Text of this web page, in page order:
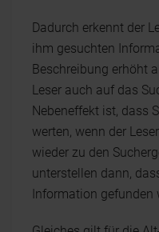
Dadurch erkennt der
ihm gesuchten
Beschreibung erhöht
Leser auch auf das
Nebeneffekt ist, dass
werten, wenn der
wieder zu den
unterstellen dann,
Information gefunden